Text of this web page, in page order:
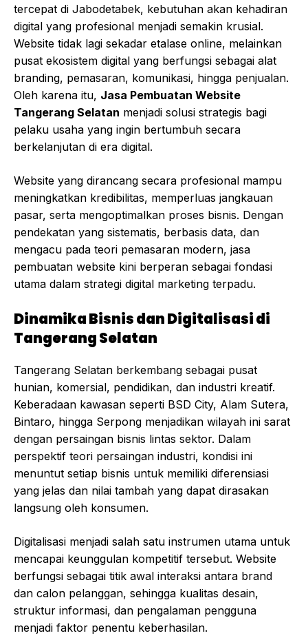
tercepat di Jabodetabek, kebutuhan akan kehadiran
digital yang profesional menjadi semakin krusial.
Website tidak lagi sekadar etalase online, melainkan
pusat ekosistem digital yang berfungsi sebagai alat
branding, pemasaran, komunikasi, hingga penjualan.
Oleh karena itu, Jasa Pembuatan Website
Tangerang Selatan menjadi solusi strategis bagi
pelaku usaha yang ingin bertumbuh secara
berkelanjutan di era digital.
Website yang dirancang secara profesional mampu
meningkatkan kredibilitas, memperluas jangkauan
pasar, serta mengoptimalkan proses bisnis. Dengan
pendekatan yang sistematis, berbasis data, dan
mengacu pada teori pemasaran modern, jasa
pembuatan website kini berperan sebagai fondasi
utama dalam strategi digital marketing terpadu.
Dinamika Bisnis dan Digitalisasi di
Tangerang Selatan
Tangerang Selatan berkembang sebagai pusat
hunian, komersial, pendidikan, dan industri kreatif.
Keberadaan kawasan seperti BSD City, Alam Sutera,
Bintaro, hingga Serpong menjadikan wilayah ini sarat
dengan persaingan bisnis lintas sektor. Dalam
perspektif teori persaingan industri, kondisi ini
menuntut setiap bisnis untuk memiliki diferensiasi
yang jelas dan nilai tambah yang dapat dirasakan
langsung oleh konsumen.
Digitalisasi menjadi salah satu instrumen utama untuk
mencapai keunggulan kompetitif tersebut. Website
berfungsi sebagai titik awal interaksi antara brand
dan calon pelanggan, sehingga kualitas desain,
struktur informasi, dan pengalaman pengguna
menjadi faktor penentu keberhasilan.